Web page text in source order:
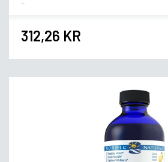
312,26 KR